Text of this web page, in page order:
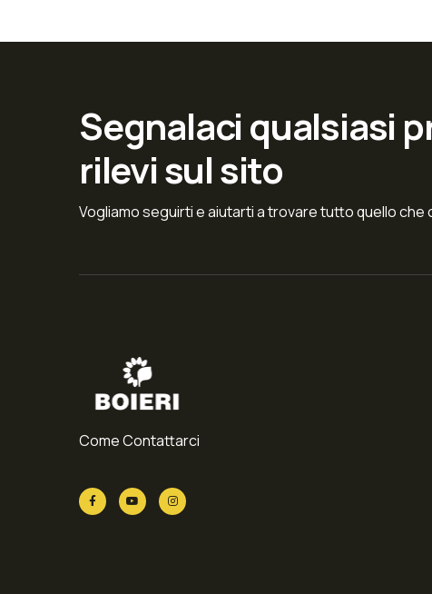
Segnalaci qualsiasi
rilevi sul sito
Vogliamo seguirti e aiutarti a trovare tutto quello che
Come Contattarci